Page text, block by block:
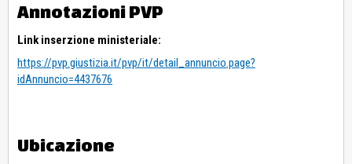
Annotazioni PVP
Link inserzione ministeriale:
https://pvp.giustizia.it/pvp/it/detail_annuncio.page?
idAnnuncio=4437676
Ubicazione